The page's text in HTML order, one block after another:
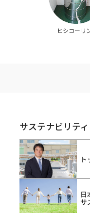
ヒシコーリ
サステナビリテ
日
サ